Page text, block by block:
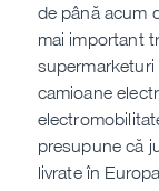
de până acum
mai important
camioane
presupune că
livrate în